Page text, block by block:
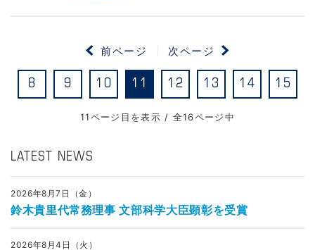
11ページ目を表示 / 全16ページ中
前ページ
8 9 10 11 12 13 14 15
次ページ
LATEST NEWS
2026年8月7日（金）
鈴木貴里代常務理事 文部科学大臣顕彰を受賞
2026年8月4日（火）